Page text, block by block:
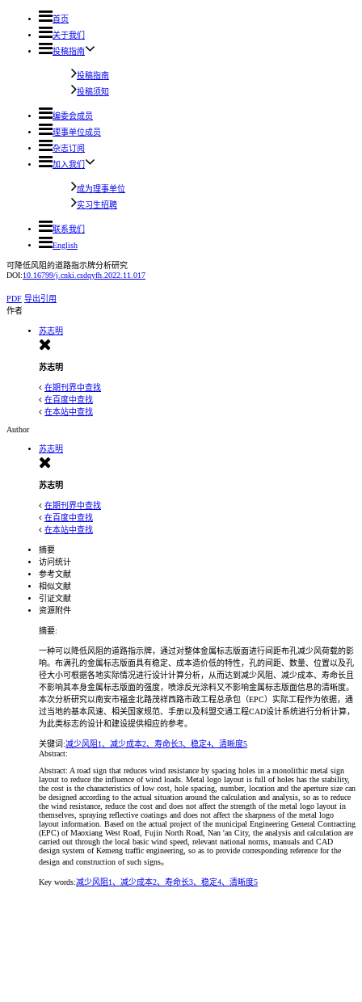
首页
关于我们
投稿指南
投稿指南
投稿须知
编委会成员
理事单位成员
杂志订阅
加入我们
成为理事单位
实习生招聘
联系我们
English
可降低风阻的道路指示牌分析研究
DOI:10.16799/j.cnki.csdqyfh.2022.11.017
PDF 导出引用
作者
苏志明
苏志明
在期刊界中查找
在百度中查找
在本站中查找
Author
苏志明
苏志明
在期刊界中查找
在百度中查找
在本站中查找
摘要
访问统计
参考文献
相似文献
引证文献
资源附件
摘要:
一种可以降低风阻的道路指示牌，通过对整体金属标志版面进行间距布孔减少风荷载的影
响。布满孔的金属标志版面具有稳定、成本造价低的特性，孔的间距、数量、位置以及孔
径大小可根据各地实际情况进行设计计算分析，从而达到减少风阻、减少成本、寿命长且
不影响其本身金属标志版面的强度，喷涂反光涂料又不影响金属标志版面信息的清晰度。
本次分析研究以南安市福金北路茂祥西路市政工程总承包（EPC）实际工程作为依据，通
过当地的基本风速、相关国家规范、手册以及科盟交通工程CAD设计系统进行分析计算，
为此类标志的设计和建设提供相应的参考。
关键词:减少风阻1、减少成本2、寿命长3、稳定4、清晰度5
Abstract:
Abstract: A road sign that reduces wind resistance by spacing holes in a monolithic metal sign
layout to reduce the influence of wind loads. Metal logo layout is full of holes has the stability,
the cost is the characteristics of low cost, hole spacing, number, location and the aperture size can
be designed according to the actual situation around the calculation and analysis, so as to reduce
the wind resistance, reduce the cost and does not affect the strength of the metal logo layout in
themselves, spraying reflective coatings and does not affect the sharpness of the metal logo
layout information. Based on the actual project of the municipal Engineering General Contracting
(EPC) of Maoxiang West Road, Fujin North Road, Nan 'an City, the analysis and calculation are
carried out through the local basic wind speed, relevant national norms, manuals and CAD
design system of Kemeng traffic engineering, so as to provide corresponding reference for the
design and construction of such signs。
Key words:减少风阻1、减少成本2、寿命长3、稳定4、清晰度5